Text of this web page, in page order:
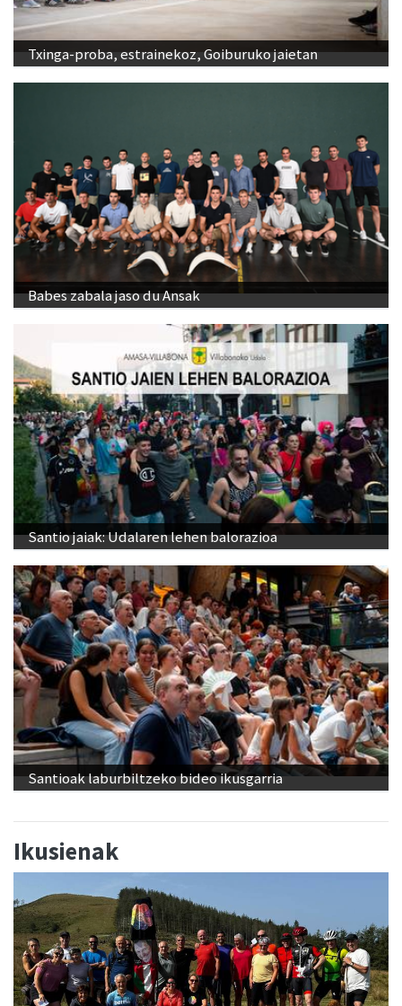
Txinga-proba, estrainekoz, Goiburuko jaietan
Babes zabala jaso du Ansak
Santio jaiak: Udalaren lehen balorazioa
Santioak laburbiltzeko bideo ikusgarria
Ikusienak